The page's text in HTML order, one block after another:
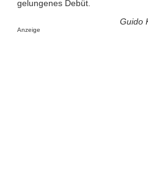
gelungenes Debüt.
Guido
Anzeige